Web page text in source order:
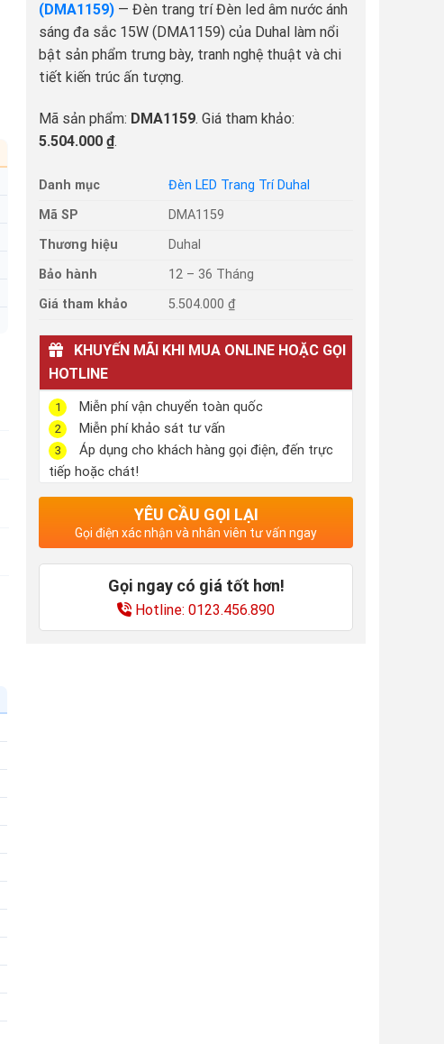
(DMA1159) — Đèn trang trí Đèn led âm nước ánh
sáng đa sắc 15W (DMA1159) của Duhal làm nổi
bật sản phẩm trưng bày, tranh nghệ thuật và chi
tiết kiến trúc ấn tượng.
Mã sản phẩm: DMA1159. Giá tham khảo:
5.504.000 ₫.
Danh mục
Đèn LED Trang Trí Duhal
Mã SP
DMA1159
Thương hiệu
Duhal
Bảo hành
12 – 36 Tháng
Giá tham khảo
5.504.000 ₫
KHUYẾN MÃI KHI MUA ONLINE HOẶC GỌI
HOTLINE
1 Miễn phí vận chuyển toàn quốc
2 Miễn phí khảo sát tư vấn
3
Áp dụng cho khách hàng gọi điện, đến trực
tiếp hoặc chát!
YÊU CẦU GỌI LẠI
Gọi điện xác nhận và nhân viên tư vấn ngay
Gọi ngay có giá tốt hơn!
Hotline: 0123.456.890